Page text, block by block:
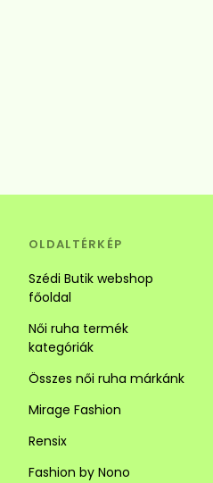
OLDALTÉRKÉP
Szédi Butik webshop
főoldal
Női ruha termék
kategóriák
Összes női ruha márkánk
Mirage Fashion
Rensix
Fashion by Nono